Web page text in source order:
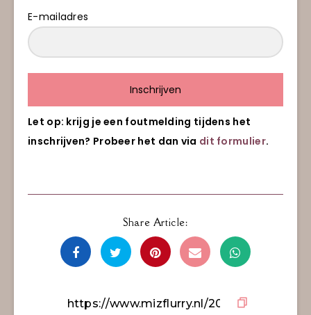
E-mailadres
Inschrijven
Let op: krijg je een foutmelding tijdens het
inschrijven? Probeer het dan via dit formulier.
Share Article: